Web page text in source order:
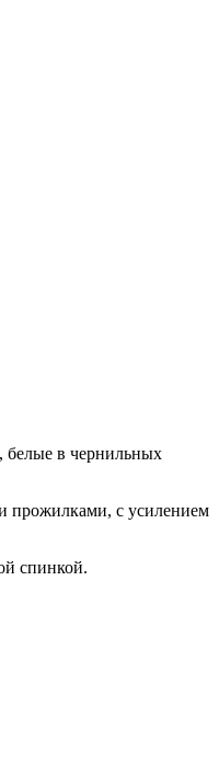
белые в чернильных
прожилками, с усилением
спинкой.